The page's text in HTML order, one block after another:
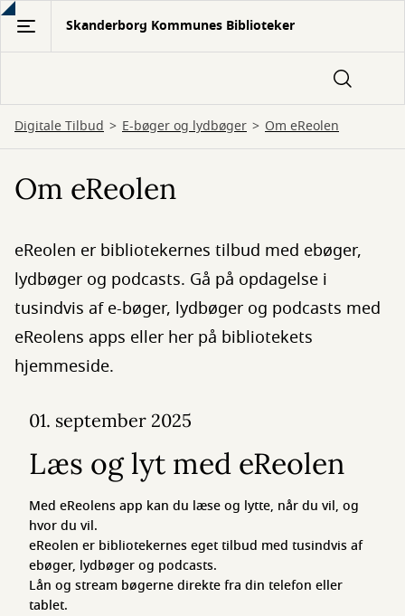
Gå
hovedindhold
Skanderborg Kommunes Biblioteker
Digitale Tilbud E-bøger og lydbøger Om eReolen
Om eReolen
eReolen er bibliotekernes tilbud med ebøger,
lydbøger og podcasts. Gå på opdagelse i
tusindvis af e-bøger, lydbøger og podcasts med
eReolens apps eller her på bibliotekets
hjemmeside.
01. september 2025
Læs og lyt med eReolen
Med eReolens app kan du læse og lytte, når du vil, og
hvor du vil.
eReolen er bibliotekernes eget tilbud med tusindvis af
ebøger, lydbøger og podcasts.
Lån og stream bøgerne direkte fra din telefon eller
tablet.